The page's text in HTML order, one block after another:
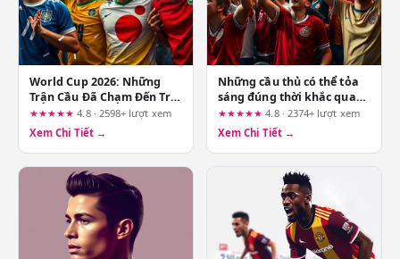
World Cup 2026: Những
Trận Cầu Đã Chạm Đến Trái
Tim Hàng Triệu Người Hâm
Mộ
★★★★★4.8 · 2598+ lượt xem
Xem Chi Tiết →
Những cầu thủ có thể tỏa
sáng đúng thời khắc quan
trọng nhất
★★★★★4.8 · 2374+ lượt xem
Xem Chi Tiết →